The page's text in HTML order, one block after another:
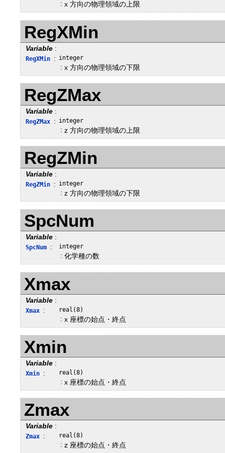
: x 方向の物理領域の上限
RegXMin
Variable :
RegXMin : integer
: x 方向の物理領域の下限
RegZMax
Variable :
RegZMax : integer
: z 方向の物理領域の上限
RegZMin
Variable :
RegZMin : integer
: z 方向の物理領域の下限
SpcNum
Variable :
SpcNum : integer
: 化学種の数
Xmax
Variable :
Xmax : real(8)
: x 座標の始点・終点
Xmin
Variable :
Xmin : real(8)
: x 座標の始点・終点
Zmax
Variable :
Zmax : real(8)
: z 座標の始点・終点